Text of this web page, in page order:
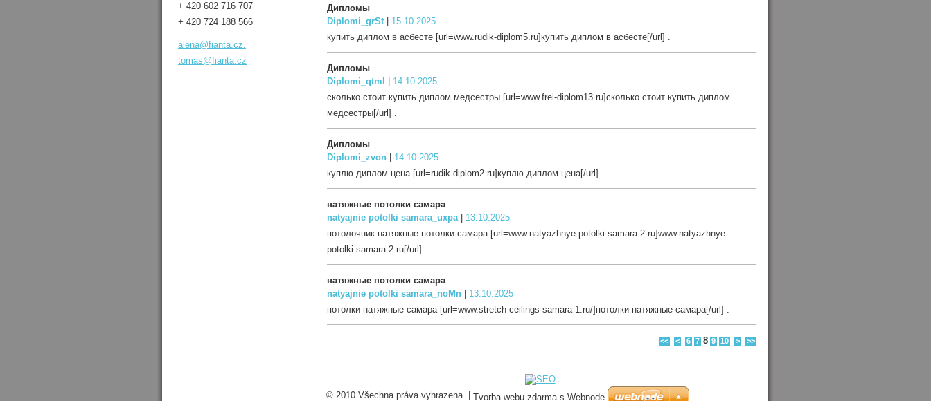
Дипломы
Diplomi_grSt| 15.10.2025
купить диплом в асбесте [url=www.rudik-diplom5.ru]купить диплом в асбесте[/url] .
Дипломы
Diplomi_qtml
14.10.2025
сколько стоит купить диплом медсестры [url=www.frei-diplom13.ru]сколько стоит купить диплом
медсестры[/url] .
Дипломы
Diplomi_zvon
14.10.2025
куплю диплом цена [url=rudik-diplom2.ru]куплю диплом цена[/url] .
натяжные потолки самара
natyajnie potolki samara_uxpa| 13.10.2025
потолочник натяжные потолки самара [url=www.natyazhnye-potolki-samara-2.ru]www.natyazhnye-
potolki-samara-2.ru[/url] .
натяжные потолки самара
natyajnie potolki samara_noMn
13.10.2025
потолки натяжные самара [url=www.stretch-ceilings-samara-1.ru/]потолки натяжные самара[/url] .
<< < 6 7 8 9 10 > >>
+ 420 602 716 707
+ 420 724 188 566
alena@fianta.cz.
tomas@fianta.cz
© 2010 Všechna práva vyhrazena. Tvorba webu zdarma s Webnode